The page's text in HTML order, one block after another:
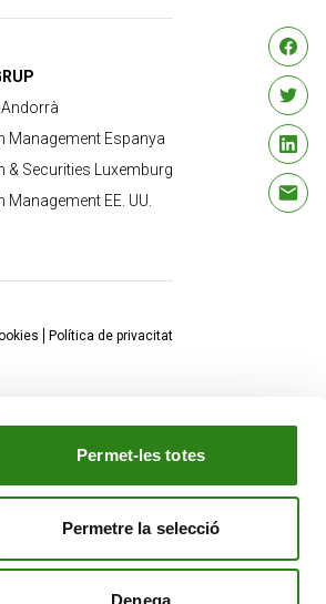
Permet-les totes
Permetre la selecció
Denega
Andorrà
Management Espanya
& Securities Luxemburg
Management EE. UU.
Política de privacitat